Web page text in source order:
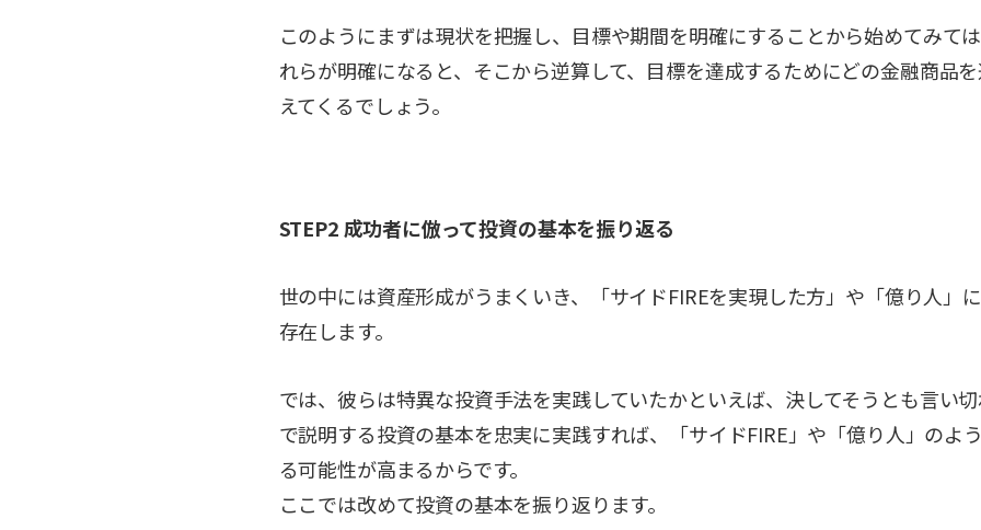
このようにまずは現状を把握し、目標や期間を明確にすることから始めてみて
れらが明確になると、そこから逆算して、目標を達成するためにどの金融商品
えてくるでしょう。
STEP2 成功者に倣って投資の基本を振り返る
世の中には資産形成がうまくいき、「サイドFIREを実現した方」や「億り人」
存在します。
では、彼らは特異な投資手法を実践していたかといえば、決してそうとも言い
で説明する投資の基本を忠実に実践すれば、「サイドFIRE」や「億り人」のよ
る可能性が高まるからです。
ここでは改めて投資の基本を振り返ります。